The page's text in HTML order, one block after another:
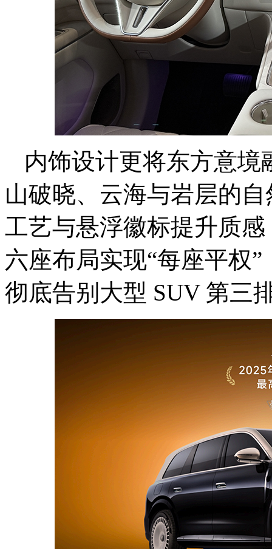
内饰设计更将东方意
山破晓、云海与岩层的
工艺与悬浮徽标提升质
六座布局实现“每座平权
彻底告别大型 SUV 第三